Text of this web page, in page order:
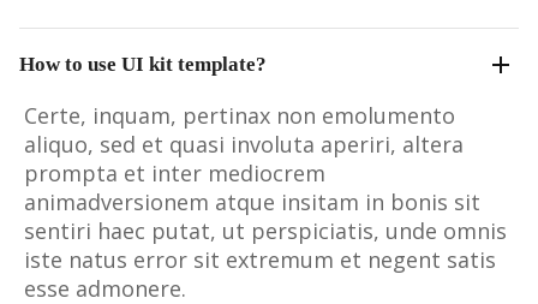
How to use UI kit template?
Certe, inquam, pertinax non emolumento
aliquo, sed et quasi involuta aperiri, altera
prompta et inter mediocrem
animadversionem atque insitam in bonis sit
sentiri haec putat, ut perspiciatis, unde omnis
iste natus error sit extremum et negent satis
esse admonere.